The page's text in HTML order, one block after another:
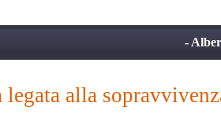
-
legata alla